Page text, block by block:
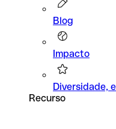
Blog
Impacto
Diversidade,
Recurso